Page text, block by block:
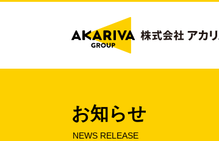
お知らせ
NEWS RELEASE